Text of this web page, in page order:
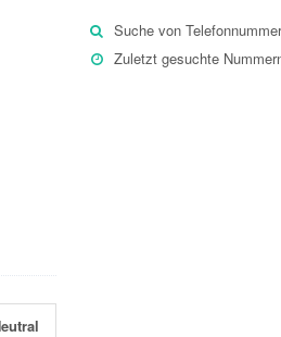
Suche von
Zuletzt gesuchte